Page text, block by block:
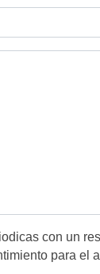
con un
para el